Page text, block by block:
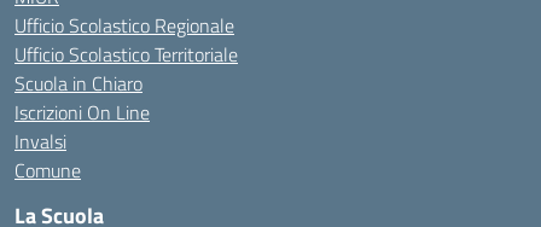
Ufficio Scolastico Regionale
Ufficio Scolastico Territoriale
Scuola in Chiaro
Iscrizioni On Line
Invalsi
Comune
La Scuola